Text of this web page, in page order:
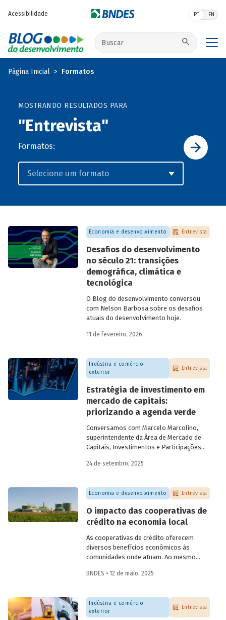
Acessibilidade PT EN
Buscar no site
Página Inicial Formatos
MOSTRANDO RESULTADOS PARA
"Entrevista"
Formatos:
Economia e desenvolvimento Entrevista
Desafios do desenvolvimento
no século 21: transições
demográfica, climática e
tecnológica
O Blog do desenvolvimento conversou
com Nelson Barbosa sobre os desafios
atuais do desenvolvimento hoje.
11 de fevereiro, 2026
Indústria e comércio
exterior
Entrevista
Estratégia de investimento em
mercado de capitais:
priorizando a agenda verde
Conversamos com Marcelo Marcolino,
superintendente da Área de Mercado de
Capitais, Investimentos e Participações
novas empresas investidas pela
Finanças e Gente e Gestão da Santa Clara
Agrociência Industrial, e Eduardo Couto,
importância da atuação de bancos de
desenvolvimento no mercado de capitais,
a nova estratégia do BNDES e os planos
das investidas.
24 de setembro, 2025
Economia e desenvolvimento Entrevista
O impacto das cooperativas de
crédito na economia local
As cooperativas de crédito oferecem
diversos benefícios econômicos às
comunidades onde atuam. Ao mesmo
arrecadação e produtividade; reduzem
melhoram indicadores educacionais.
Conversamos com o pesquisador da Fipe,
Alison Pablo de Oliveira, sobre o impacto
BNDES • 12 de maio, 2025
Indústria e comércio
exterior
Entrevista